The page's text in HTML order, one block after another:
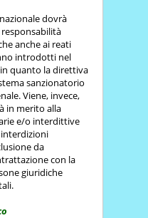
dovrà
responsabilità
anche ai reati
introdotti nel
quanto la direttiva
sanzionatorio
Viene, invece,
in merito alla
e/o interdittive
da
con la
giuridiche